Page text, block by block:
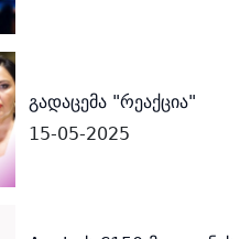
გადაცემა "რეაქცია"
15-05-2025